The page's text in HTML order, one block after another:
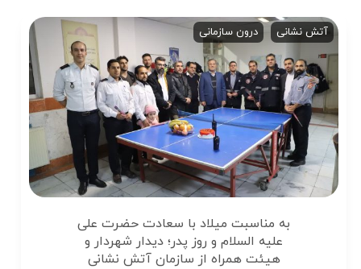
آتش نشانی درون سازمانی
به مناسبت میلاد با سعادت حضرت علی
علیه السلام و روز پدر؛ دیدار شهردار و
هیئت همراه از سازمان آتش نشانی